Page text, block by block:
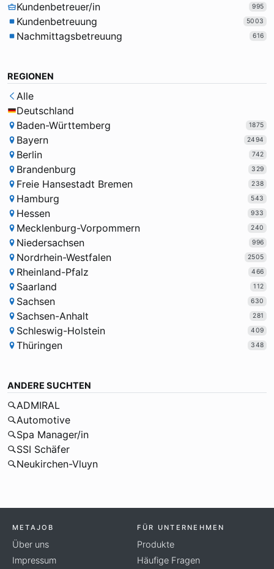
Kundenbetreuer/in 995
Kundenbetreuung 5003
Nachmittagsbetreuung 616
REGIONEN
Alle
Deutschland
Baden-Württemberg
1875
Bayern 2494
Berlin 742
Brandenburg 329
Freie Hansestadt Bremen 238
Hamburg 543
Hessen 933
Mecklenburg-Vorpommern 240
Niedersachsen 996
Nordrhein-Westfalen 2505
Rheinland-Pfalz 466
Saarland 112
Sachsen 630
Sachsen-Anhalt 281
Schleswig-Holstein 409
Thüringen 348
ANDERE SUCHTEN
ADMIRAL
Automotive
Spa Manager/in
SSI Schäfer
Neukirchen-Vluyn
METAJOB
Über uns
Impressum
FÜR UNTERNEHMEN
Produkte
Häufige Fragen